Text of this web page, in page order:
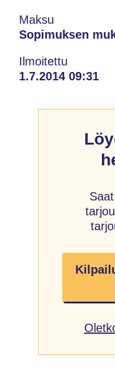
Maksu
Sopimuksen
Ilmoitettu
1.7.2014 09:31